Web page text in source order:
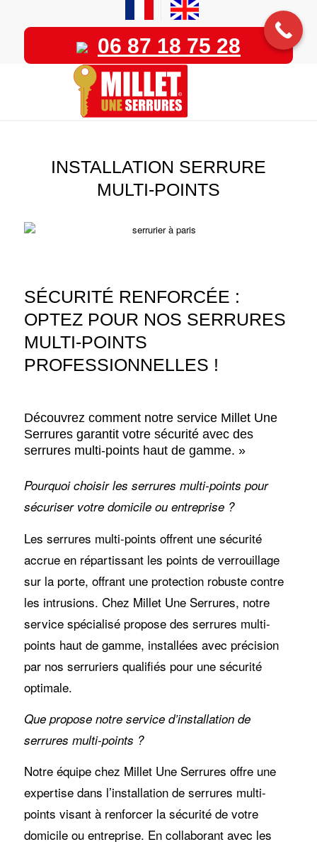
06 87 18 75 28
INSTALLATION SERRURE
MULTI-POINTS
SÉCURITÉ RENFORCÉE :
OPTEZ POUR NOS SERRURES
MULTI-POINTS
PROFESSIONNELLES !
Découvrez comment notre service Millet Une
Serrures garantit votre sécurité avec des
serrures multi-points haut de gamme. »
Pourquoi choisir les serrures multi-points pour
sécuriser votre domicile ou entreprise ?
Les serrures multi-points offrent une sécurité
accrue en répartissant les points de verrouillage
sur la porte, offrant une protection robuste contre
les intrusions. Chez Millet Une Serrures, notre
service spécialisé propose des serrures multi-
points haut de gamme, installées avec précision
par nos serruriers qualifiés pour une sécurité
optimale.
Que propose notre service d’installation de
serrures multi-points ?
Notre équipe chez Millet Une Serrures offre une
expertise dans l’installation de serrures multi-
points visant à renforcer la sécurité de votre
domicile ou entreprise. En collaborant avec les